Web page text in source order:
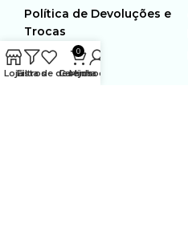
Política de Devoluções e
Trocas
LojaFiltros
Lista de desejos
0
Carrinho
Minha conta